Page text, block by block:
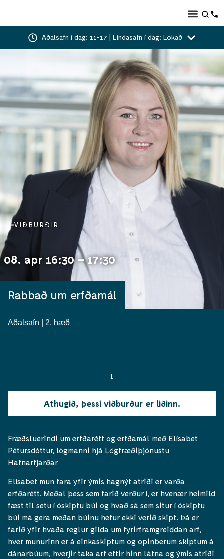
Aðalsafn í dag: 11-17 | Lindasafn í dag: Lokað
VIÐBURÐIR
08. apr 16:30 – 17:30
Rabbað um erfðamál
Aðalsafn | 2. hæð
Athugið, þessi viðburður er liðinn.
Fræðsluerindi um erfðarétt og erfðamál með Elísabet
Pétursdóttur, lögmanni hjá Lögfræðiþjónustu
Hafnarfjarðar
Elísabet mun fara yfir ýmis hagnýt atriði er varða
erfðarétt. Meðal þess sem farið verður í, er hvenær heimild
fæst til setu í óskiptu búi og hvað sá sem situr í óskiptu
búi má gera meðan búinu hefur ekki verið skipt. Þá er
farið yfir hvaða reglur gilda um fyrirframgreiddan arf,
hver munurinn er á einkaskiptum og opinberum skiptum á
dánarbúum, hverjir taka arf eftir hinn látna og ýmis atriði